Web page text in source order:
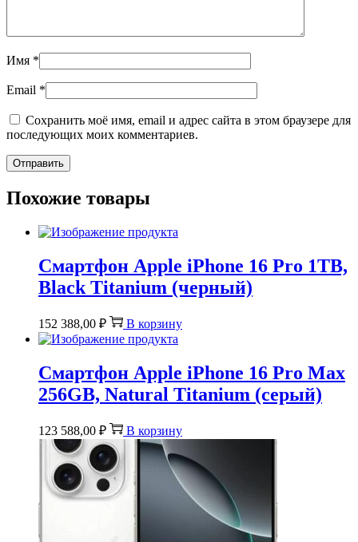
Имя *
Email *
Сохранить моё имя, email и адрес сайта в этом браузере для
последующих моих комментариев.
Похожие товары
Смартфон Apple iPhone 16 Pro 1TB,
Black Titanium (черный)
152 388,00 ₽ В корзину
Смартфон Apple iPhone 16 Pro Max
256GB, Natural Titanium (серый)
123 588,00 ₽ В корзину